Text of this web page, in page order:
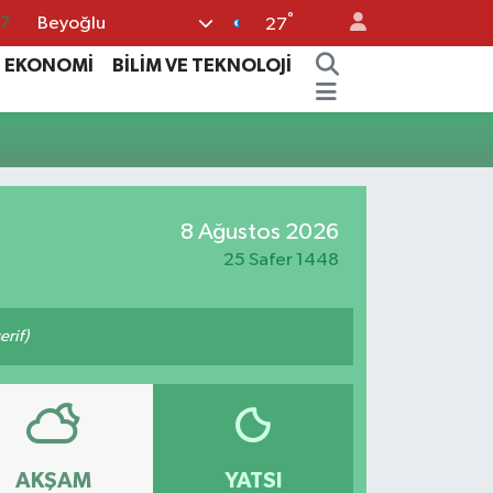
Beyoğlu 27°
EKONOMİ
BİLİM VE TEKNOLOJİ
8 Ağustos 2026
25 Safer 1448
AKŞAM YATSI